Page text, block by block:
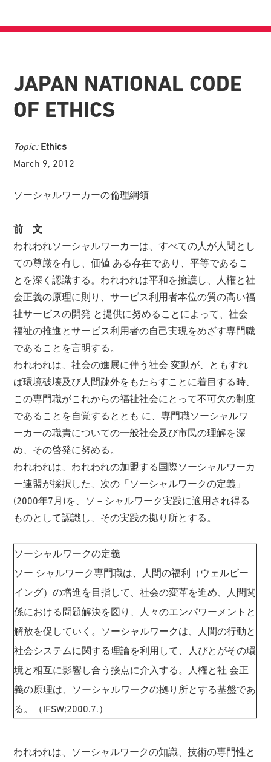
JAPAN NATIONAL CODE
OF ETHICS
Topic: Ethics
March 9, 2012
ソーシャルワーカーの倫理綱領
前 文
われわれソーシャルワーカーは、すべての人が人間とし
ての尊厳を有し、価値 ある存在であり、平等であるこ
とを深く認識する。われわれは平和を擁護し、人権と社
会正義の原理に則り、サービス利用者本位の質の高い福
祉サービスの開発 と提供に努めることによって、社会
福祉の推進とサービス利用者の自己実現をめざす専門職
であることを言明する。
われわれは、社会の進展に伴う社会 変動が、ともすれ
ば環境破壊及び人間疎外をもたらすことに着目する時、
この専門職がこれからの福祉社会にとって不可欠の制度
であることを自覚するととも に、専門職ソーシャルワ
ーカーの職責についての一般社会及び市民の理解を深
め、その啓発に努める。
われわれは、われわれの加盟する国際ソーシャルワーカ
ー連盟が採択した、次の「ソーシャルワークの定義」
(2000年7月)を、ソ－シャルワーク実践に適用され得る
ものとして認識し、その実践の拠り所とする。
ソーシャルワークの定義
ソー シャルワーク専門職は、人間の福利（ウェルビー
イング）の増進を目指して、社会の変革を進め、人間関
係における問題解決を図り、人々のエンパワーメントと
解放を促していく。ソーシャルワークは、人間の行動と
社会システムに関する理論を利用して、人びとがその環
境と相互に影響し合う接点に介入する。人権と社 会正
義の原理は、ソーシャルワークの拠り所とする基盤であ
る。（IFSW;2000.7.）
われわれは、ソーシャルワークの知識、技術の専門性と